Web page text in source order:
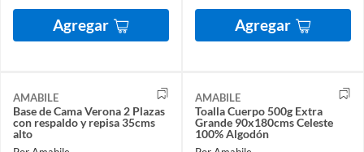
Agregar Agregar
AMABILE
Base de Cama Verona 2 Plazas
con respaldo y repisa 35cms
alto
AMABILE
Toalla Cuerpo 500g Extra
Grande 90x180cms Celeste
100% Algodón